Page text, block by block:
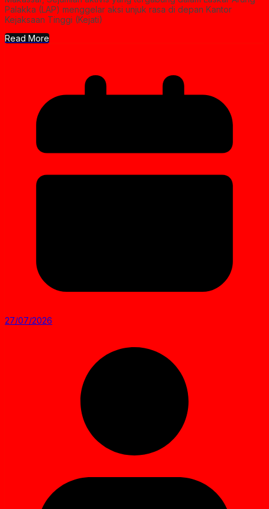
Palakka (LAP) menggelar aksi unjuk rasa di depan Kantor
Kejaksaan Tinggi (Kejati)
Read More
27/07/2026